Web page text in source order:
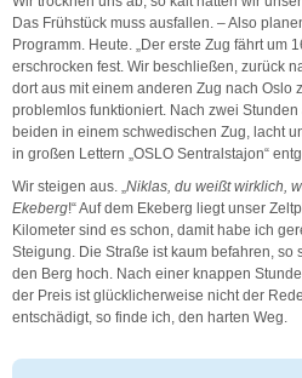
Das Frühstück muss ausfallen. – Also
Programm. Heute. „Der erste Zug fährt um
erschrocken fest. Wir beschließen, zurück
dort aus mit einem anderen Zug nach Oslo
problemlos funktioniert. Nach zwei
beiden in einem schwedischen Zug, lacht
in großen Lettern „OSLO Sentralstajon“
Wir steigen aus. „Niklas, du weißt wirklich,
Ekeberg!“ Auf dem Ekeberg liegt unser
Kilometer sind es schon, damit habe ich
Steigung. Die Straße ist kaum befahren, so
den Berg hoch. Nach einer knappen
der Preis ist glücklicherweise nicht der
entschädigt, so finde ich, den harten Weg.